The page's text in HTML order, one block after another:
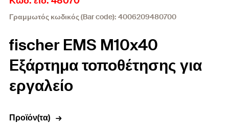
Γραμμωτός κωδικός (Bar code): 4006209480700
fischer EMS M10x40
Eξάρτημα τοποθέτησης για
εργαλείο
Προϊόν(τα)